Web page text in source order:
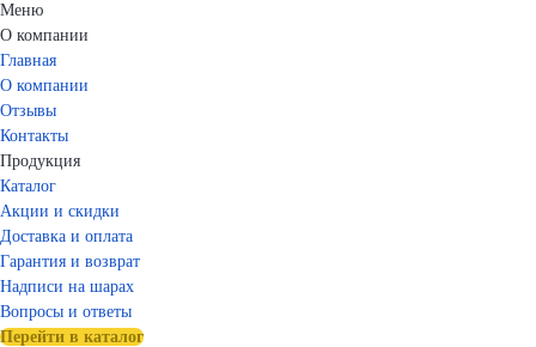
Меню
О компании
Главная
О компании
Отзывы
Контакты
Продукция
Каталог
Акции и скидки
Доставка и оплата
Гарантия и возврат
Надписи на шарах
Вопросы и ответы
Перейти в каталог